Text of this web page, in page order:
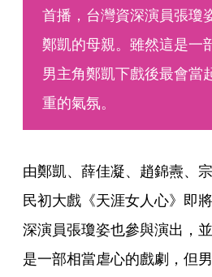
首播，台灣資深演員張瓊
鄭凱的母親。雖然這是一
男主角鄭凱下戲後最會當
重的氣氛。
由鄭凱、薛佳凝、趙錦燾、
民初大戲《天涯女人心》即
深演員張瓊姿也參與演出，
是一部相當虐心的戲劇，但